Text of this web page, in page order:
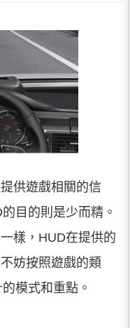
供遊戲相關的信
目的則是少而精。
樣，HUD在提供的
妨按照遊戲的類
模式和重點。